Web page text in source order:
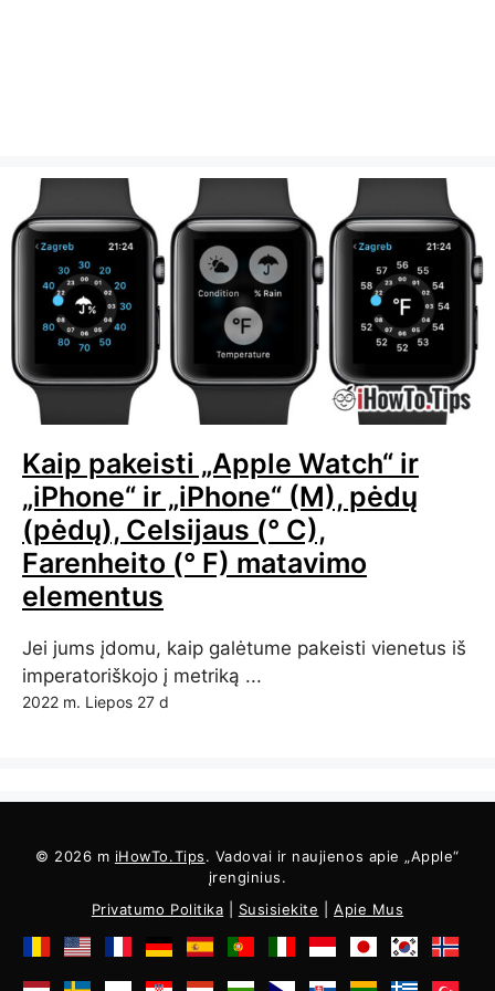
Kaip pakeisti „Apple Watch“ ir
„iPhone“ ir „iPhone“ (M), pėdų
(pėdų), Celsijaus (° C),
Farenheito (° F) matavimo
elementus
Jei jums įdomu, kaip galėtume pakeisti vienetus iš
imperatoriškojo į metriką ...
2022 m. Liepos 27 d
© 2026 m iHowTo.Tips. Vadovai ir naujienos apie „Apple“
įrenginius.
Privatumo Politika
Susisiekite |Apie Mus